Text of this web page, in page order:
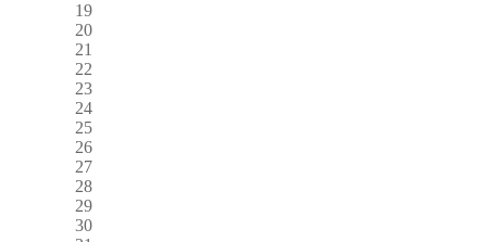
19
20
21
22
23
24
25
26
27
28
29
30